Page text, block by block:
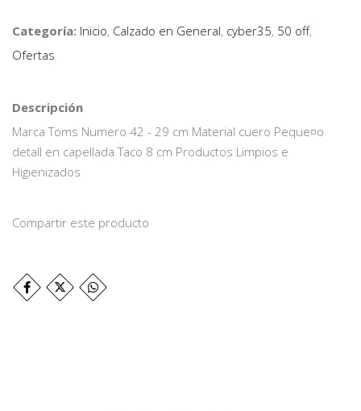
Categoría: Inicio, Calzado en General, cyber35, 50 off,
Ofertas
Descripción
Marca Toms Numero 42 - 29 cm Material cuero Peque¤o
detall en capellada Taco 8 cm Productos Limpios e
Higienizados
Compartir este producto